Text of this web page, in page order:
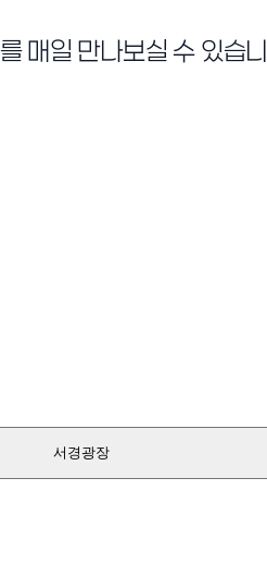
매일 만나보실 수 있습
서경광장